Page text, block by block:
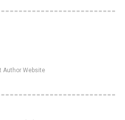
Author Website